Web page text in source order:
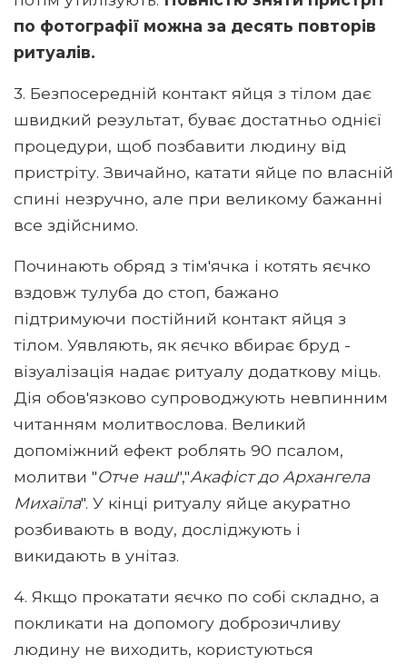
по фотографії можна за десять повторів
ритуалів.
3. Безпосередній контакт яйця з тілом дає
швидкий результат, буває достатньо однієї
процедури, щоб позбавити людину від
пристріту. Звичайно, катати яйце по власній
спині незручно, але при великому бажанні
все здійснимо.
Починають обряд з тім'ячка і котять яєчко
вздовж тулуба до стоп, бажано
підтримуючи постійний контакт яйця з
тілом. Уявляють, як яєчко вбирає бруд -
візуалізація надає ритуалу додаткову міць.
Дія обов'язково супроводжують невпинним
читанням молитвослова. Великий
допоміжний ефект роблять 90 псалом,
молитви "Отче наш","Акафіст до Архангела
Михаїла". У кінці ритуалу яйце акуратно
розбивають в воду, досліджують і
викидають в унітаз.
4. Якщо прокатати яєчко по собі складно, а
покликати на допомогу доброзичливу
людину не виходить, користуються